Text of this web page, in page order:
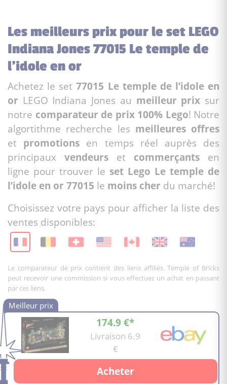
Les meilleurs prix pour le set LEGO
Indiana Jones 77015 Le temple de
l’idole en or
Achetez le set77015 Le temple de l’idole en
or LEGO Indiana Jones au meilleur prix sur
notre comparateur de prix 100% Lego! Notre
algortithme recherche les meilleures offres
et promotions en temps réel auprès des
principaux vendeurs et commerçants en
ligne pour trouver le set Lego Le temple de
l’idole en or 77015 le moins cher du marché!
Choisissez votre pays pour afficher la liste des
ventes disponibles:
Le comparateur de prix contient des liens affiliés. Temple of Bricks
peut recevoir une commission si vous effectuez un achat en passant
par ces liens.
174.9 €*
Livraison 6.9
€
Acheter